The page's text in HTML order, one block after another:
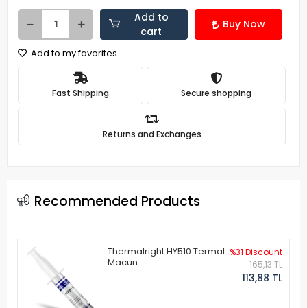
Add to
cart
Buy Now
Add to my favorites
Fast Shipping Secure shopping
Returns and Exchanges
Recommended Products
Thermalright HY510 Termal
Macun
%31 Discount
165,13 TL
113,88 TL